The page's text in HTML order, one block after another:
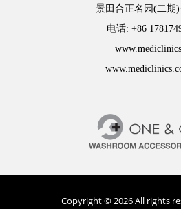
景田合正名园(二期)
电话: +86
Copyright © 2026 All rights